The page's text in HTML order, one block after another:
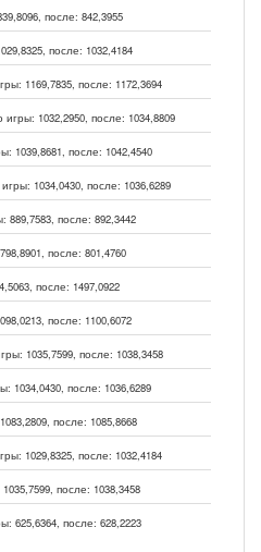
после: 842,3955
после: 1032,4184
1169,7835, после: 1172,3694
игры: 1032,2950, после: 1034,8809
1039,8681, после: 1042,4540
1034,0430, после: 1036,6289
889,7583, после: 892,3442
после: 801,4760
после: 1497,0922
после: 1100,6072
1035,7599, после: 1038,3458
1034,0430, после: 1036,6289
после: 1085,8668
1029,8325, после: 1032,4184
после: 1038,3458
625,6364, после: 628,2223